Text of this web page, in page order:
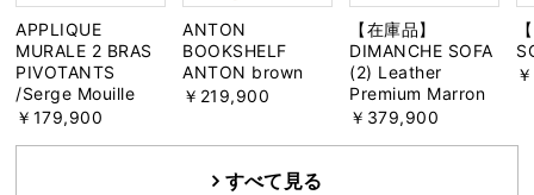
APPLIQUE
MURALE 2 BRAS
PIVOTANTS
/Serge Mouille
￥179,900
ANTON
BOOKSHELF
ANTON brown
￥219,900
【在庫品】
DIMANCHE SOFA
(2) Leather
Premium Marron
￥379,900
すべて見る